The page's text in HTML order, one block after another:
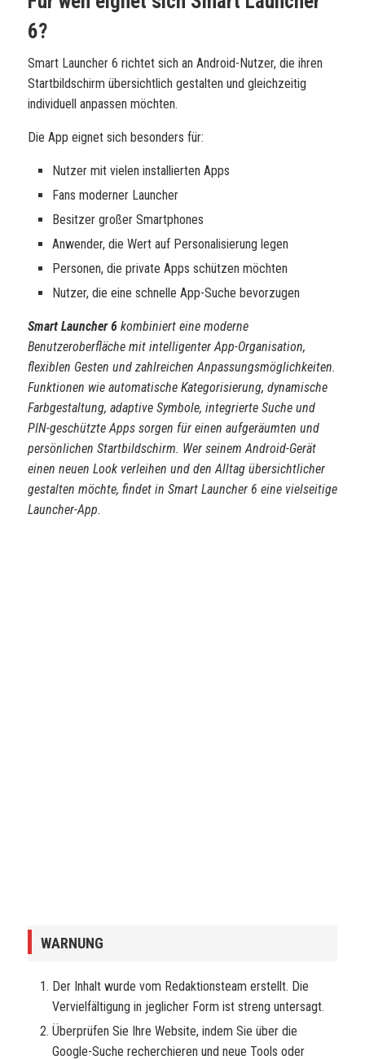
6?
Smart Launcher 6 richtet sich an Android-Nutzer, die ihren
Startbildschirm übersichtlich gestalten und gleichzeitig
individuell anpassen möchten.
Die App eignet sich besonders für:
Nutzer mit vielen installierten Apps
Fans moderner Launcher
Besitzer großer Smartphones
Anwender, die Wert auf Personalisierung legen
Personen, die private Apps schützen möchten
Nutzer, die eine schnelle App-Suche bevorzugen
Smart Launcher 6 kombiniert eine moderne
Benutzeroberfläche mit intelligenter App-Organisation,
flexiblen Gesten und zahlreichen Anpassungsmöglichkeiten.
Funktionen wie automatische Kategorisierung, dynamische
Farbgestaltung, adaptive Symbole, integrierte Suche und
PIN-geschützte Apps sorgen für einen aufgeräumten und
persönlichen Startbildschirm. Wer seinem Android-Gerät
einen neuen Look verleihen und den Alltag übersichtlicher
gestalten möchte, findet in Smart Launcher 6 eine vielseitige
Launcher-App.
WARNUNG
Der Inhalt wurde vom Redaktionsteam erstellt. Die
Vervielfältigung in jeglicher Form ist streng untersagt.
Überprüfen Sie Ihre Website, indem Sie über die
Google-Suche recherchieren und neue Tools oder